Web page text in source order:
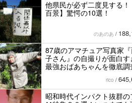
他県民が必ず二度見する
百景】驚愕の10選！
のあのあ /
87歳のアマチュア写真家
子さん』の自撮りが面白す
最強おばあちゃんを徹底調
rico /
昭和時代インパクト抜群の